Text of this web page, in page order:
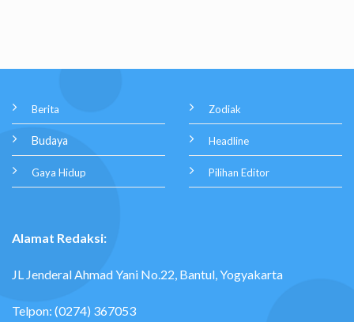
Berita
Budaya
Gaya Hidup
Zodiak
Headline
Pilihan Editor
Alamat Redaksi:
JL Jenderal Ahmad Yani No.22, Bantul, Yogyakarta
Telpon: (0274) 367053